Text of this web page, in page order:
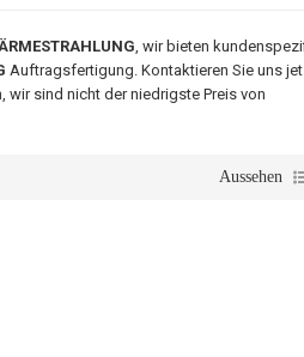
, wir bieten
Auftragsfertigung. Kontaktieren Sie uns
wir sind nicht der niedrigste Preis von
Aussehen